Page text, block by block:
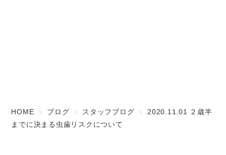
HOME ブログ スタッフブログ
2020.11.01 ２歳半
までに決まる虫歯リスクについて